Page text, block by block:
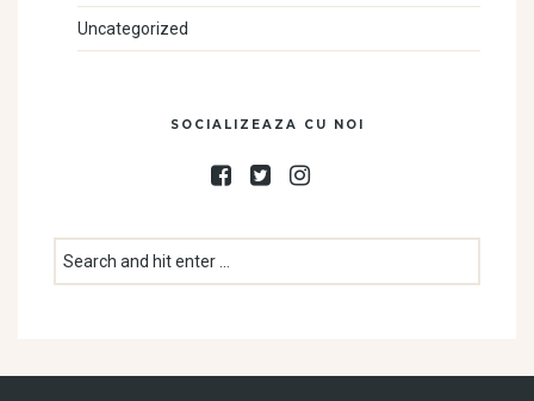
Uncategorized
SOCIALIZEAZA CU NOI